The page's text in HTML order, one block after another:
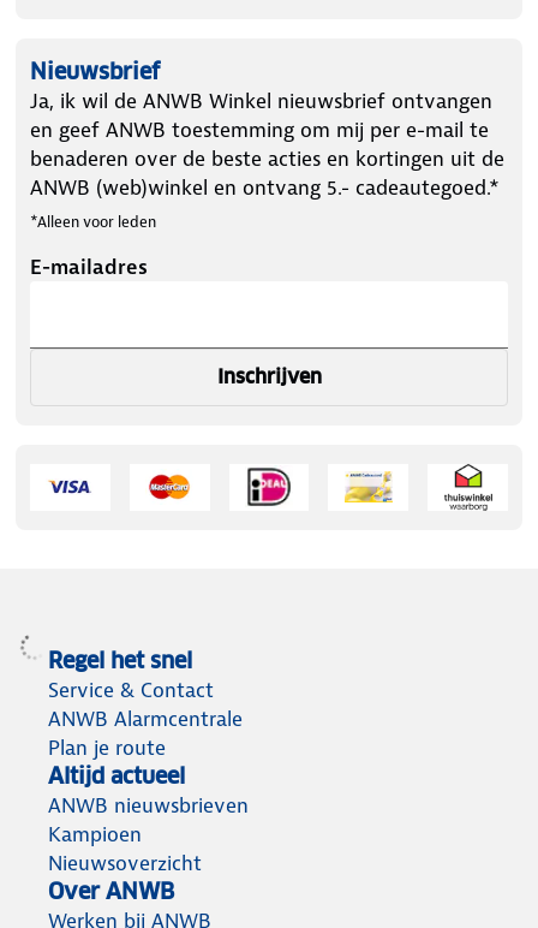
Nieuwsbrief
Ja, ik wil de ANWB Winkel nieuwsbrief ontvangen
en geef ANWB toestemming om mij per e-mail te
benaderen over de beste acties en kortingen uit de
ANWB (web)winkel en ontvang 5.- cadeautegoed.*
*Alleen voor leden
E-mailadres
Inschrijven
Regel het snel
Service & Contact
ANWB Alarmcentrale
Plan je route
Altijd actueel
ANWB nieuwsbrieven
Kampioen
Nieuwsoverzicht
Over ANWB
Werken bij ANWB